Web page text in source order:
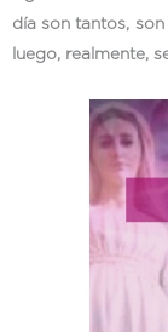
día son tantos,
luego, realmente,